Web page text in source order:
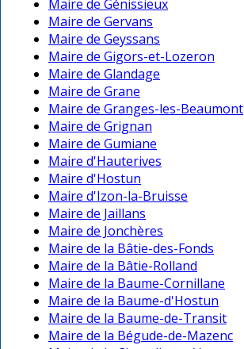
Maire de Génissieux
Maire de Gervans
Maire de Geyssans
Maire de Gigors-et-Lozeron
Maire de Glandage
Maire de Grane
Maire de Granges-les-Beaumont
Maire de Grignan
Maire de Gumiane
Maire d'Hauterives
Maire d'Hostun
Maire d'Izon-la-Bruisse
Maire de Jaillans
Maire de Jonchères
Maire de la Bâtie-des-Fonds
Maire de la Bâtie-Rolland
Maire de la Baume-Cornillane
Maire de la Baume-d'Hostun
Maire de la Baume-de-Transit
Maire de la Bégude-de-Mazenc